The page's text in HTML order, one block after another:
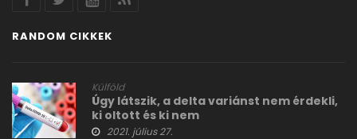
RANDOM CIKKEK
Külföld
Úgy látszik, a delta variánst nem érdekli,
ki oltott és ki nem
2021. július 27.